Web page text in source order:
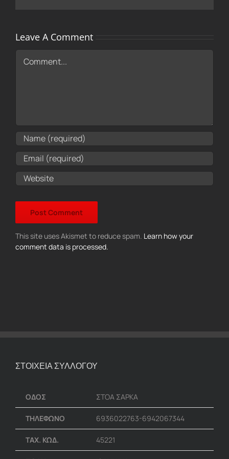
Leave A Comment
Comment
This site uses Akismet to reduce spam. Learn how your
comment data is processed.
ΣΤΟΙΧΕΙΑ ΣΥΛΛΟΓΟΥ
ΟΔΟΣ ΣΤΟΑ ΣΑΡΚΑ
ΤΗΛΕΦΩΝΟ 6936022763-6942067344
ΤΑΧ. ΚΩΔ. 45221